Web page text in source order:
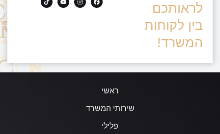
לראותכם
בין לקוחות
המשרד!
ראשי
שירותי המשרד
פלילי